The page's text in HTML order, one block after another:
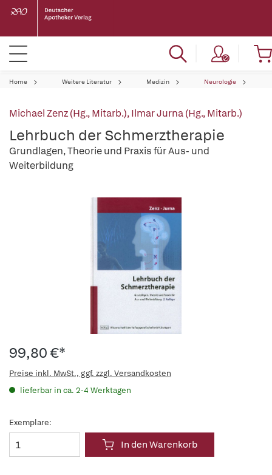
Home Weitere Literatur Medizin Neurologie
Michael Zenz (Hg., Mitarb.),Ilmar Jurna (Hg., Mitarb.)
Lehrbuch der Schmerztherapie
Grundlagen, Theorie und Praxis für Aus- und
Weiterbildung
99,80 €*
Preise inkl. MwSt., ggf. zzgl. Versandkosten
lieferbar in ca. 2-4 Werktagen
Exemplare:
In den Warenkorb